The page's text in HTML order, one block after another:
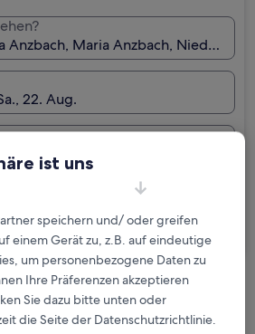
Anzbach, Maria Anzbach,
22. Aug.
Suchen
bei
ist uns
speichern und/ oder greifen
einem Gerät zu, z.B. auf eindeutige
um personenbezogene Daten zu
Ihre Präferenzen akzeptieren
Sie dazu bitte unten oder
die Seite der Datenschutzrichtlinie.